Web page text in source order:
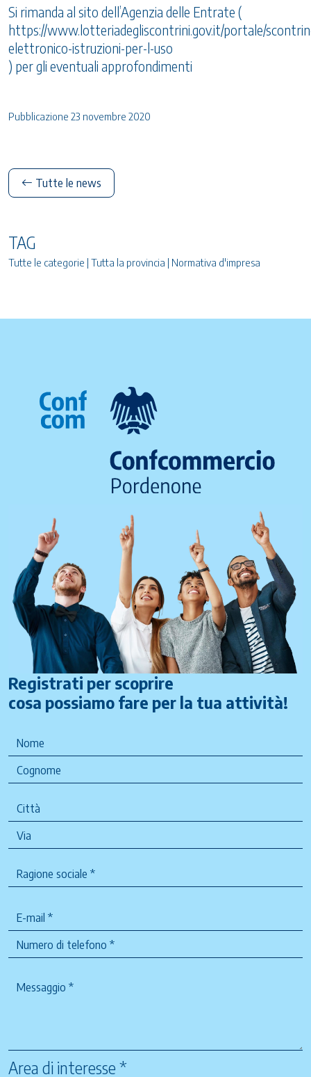
Si rimanda al sito dell’Agenzia delle Entrate (
https://www.lotteriadegliscontrini.gov.it/portale/
elettronico-istruzioni-per-l-uso
) per gli eventuali approfondimenti
Pubblicazione 23 novembre 2020
Tutte le news
TAG
Tutte le categorie | Tutta la provincia | Normativa d'impresa
Registrati per scoprire
cosa possiamo fare per la tua attività!
Area di interesse *